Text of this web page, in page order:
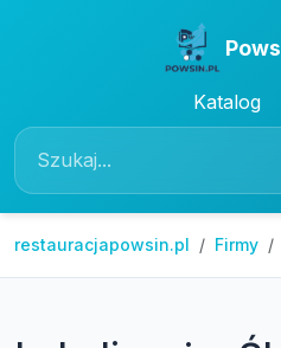
Katalog
restauracjapowsin.pl Firmy